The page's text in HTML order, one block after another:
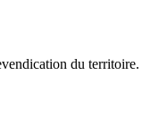
du territoire.